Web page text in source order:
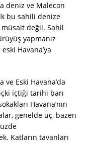
deniz ve Malecon
bu sahili denize
değil. Sahil
yapmanız
Havana’ya
Eski Havana’da
içtiği tarihi barı
Havana’nın
genelde üç, bazen
Katların tavanları